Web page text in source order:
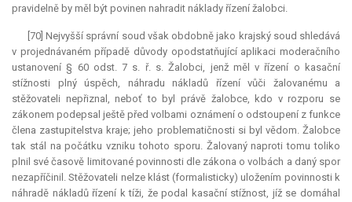
pravidelně by měl být povinen nahradit náklady řízení žalobci.
[70] Nejvyšší správní soud však obdobně jako krajský soud shledává
v projednávaném případě důvody opodstatňující aplikaci moderačního
ustanovení § 60 odst. 7 s. ř. s. Žalobci, jenž měl v řízení o kasační
stížnosti plný úspěch, náhradu nákladů řízení vůči žalovanému a
stěžovateli nepřiznal, neboť to byl právě žalobce, kdo v rozporu se
zákonem podepsal ještě před volbami oznámení o odstoupení z funkce
člena zastupitelstva kraje; jeho problematičnosti si byl vědom. Žalobce
tak stál na počátku vzniku tohoto sporu. Žalovaný naproti tomu toliko
plnil své časově limitované povinnosti dle zákona o volbách a daný spor
nezapříčinil. Stěžovateli nelze klást (formalisticky) uložením povinnosti k
náhradě nákladů řízení k tíži, že podal kasační stížnost, jíž se domáhal